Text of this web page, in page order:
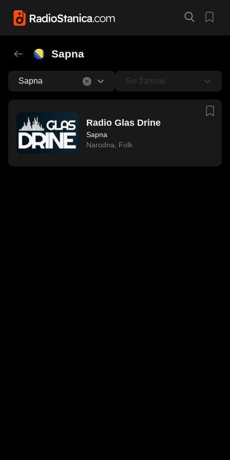
Sapna
Sapna Svi žanrovi
Radio Glas Drine
Sapna
Narodna
Folk